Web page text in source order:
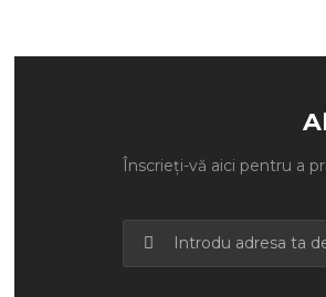
Înscrieți-vă aici pentru a